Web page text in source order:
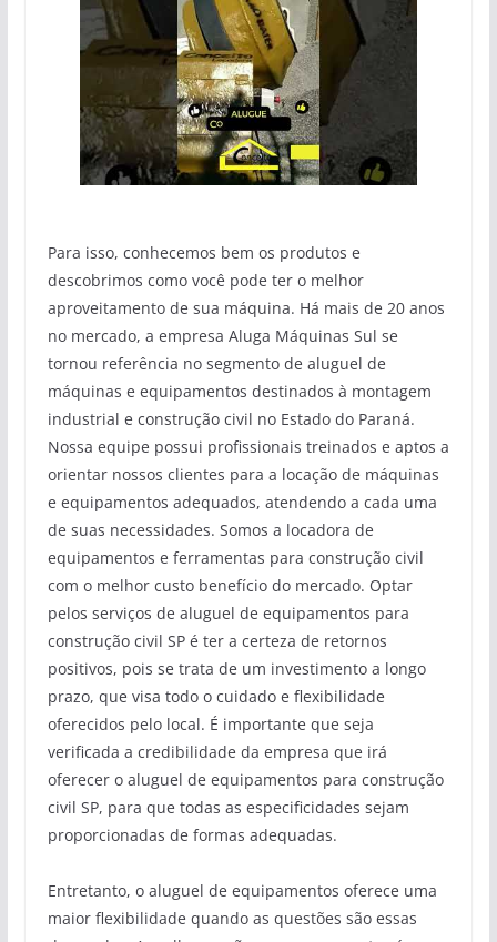
Para isso, conhecemos bem os produtos e
descobrimos como você pode ter o melhor
aproveitamento de sua máquina. Há mais de 20 anos
no mercado, a empresa Aluga Máquinas Sul se
tornou referência no segmento de aluguel de
máquinas e equipamentos destinados à montagem
industrial e construção civil no Estado do Paraná.
Nossa equipe possui profissionais treinados e aptos a
orientar nossos clientes para a locação de máquinas
e equipamentos adequados, atendendo a cada uma
de suas necessidades. Somos a locadora de
equipamentos e ferramentas para construção civil
com o melhor custo benefício do mercado. Optar
pelos serviços de aluguel de equipamentos para
construção civil SP é ter a certeza de retornos
positivos, pois se trata de um investimento a longo
prazo, que visa todo o cuidado e flexibilidade
oferecidos pelo local. É importante que seja
verificada a credibilidade da empresa que irá
oferecer o aluguel de equipamentos para construção
civil SP, para que todas as especificidades sejam
proporcionadas de formas adequadas.
Entretanto, o aluguel de equipamentos oferece uma
maior flexibilidade quando as questões são essas